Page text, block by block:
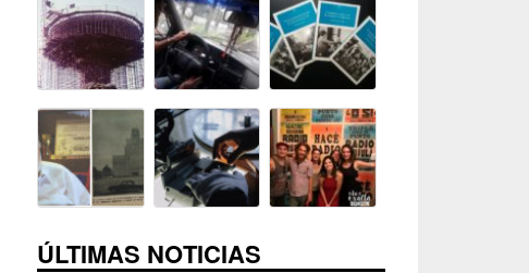
ÚLTIMAS NOTICIAS